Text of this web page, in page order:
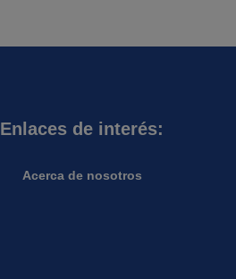
Enlaces de interés:
Acerca de nosotros